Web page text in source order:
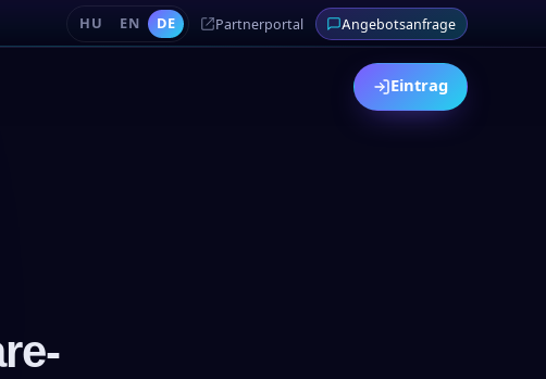
HU EN DE Partnerportal Angebotsanfrage
Eintrag